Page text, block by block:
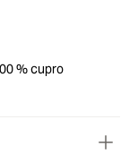
% cupro